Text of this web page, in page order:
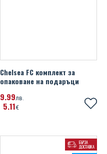
Chelsea FC комплект за
опаковане на подаръци
9 99лв.
5 11€
БЪРЗА
ДОСТАВКА